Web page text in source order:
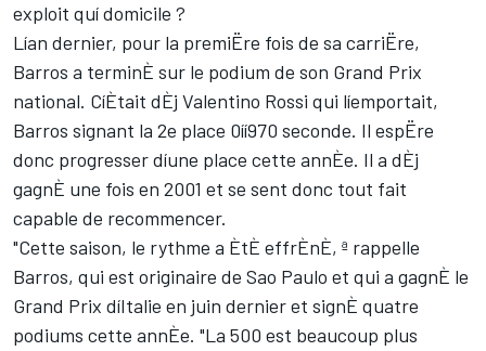
exploit quí domicile ?
Lían dernier, pour la premiËre fois de sa carriËre,
Barros a terminÈ sur le podium de son Grand Prix
national. CíÈtait dÈj Valentino Rossi qui líemportait,
Barros signant la 2e place 0íí970 seconde. Il espËre
donc progresser díune place cette annÈe. Il a dÈj
gagnÈ une fois en 2001 et se sent donc tout fait
capable de recommencer.
"Cette saison, le rythme a ÈtÈ effrÈnÈ, ª rappelle
Barros, qui est originaire de Sao Paulo et qui a gagnÈ le
Grand Prix díItalie en juin dernier et signÈ quatre
podiums cette annÈe. "La 500 est beaucoup plus